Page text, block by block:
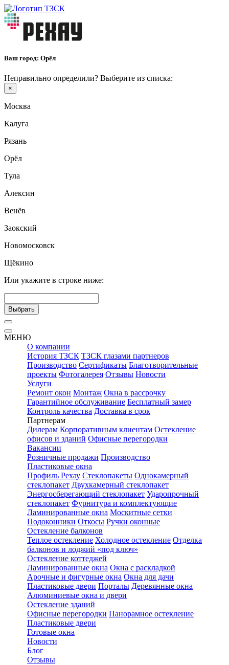
Ваш город: Орёл
Неправильно определили? Выберите из списка:
×
Москва
Калуга
Рязань
Орёл
Тула
Алексин
Венёв
Заокский
Новомосковск
Щёкино
Или укажите в строке ниже:
Выбрать
МЕНЮ
О компании
История ТЗСК ТЗСК глазами партнеров
Производство Сертификаты Благотворительные
проекты Фотогалерея Отзывы Новости
Услуги
Ремонт окон Монтаж Окна в рассрочку
Гарантийное обслуживание Бесплатный замер
Контроль качества Доставка в срок
Партнерам
Дилерам Корпоративным клиентам Остекление
офисов и зданий Офисные перегородки
Вакансии
Розничные продажи Производство
Пластиковые окна
Профиль Рехау Стеклопакеты Однокамерный
стеклопакет Двухкамерный стеклопакет
Энергосберегающий стеклопакет Ударопрочный
стеклопакет Фурнитура и комплектующие
Ламинированные окна Москитные сетки
Подоконники Откосы Ручки оконные
Остекление балконов
Теплое остекление Холодное остекление Отделка
балконов и лоджий «под ключ»
Остекление коттеджей
Ламинированные окна Окна с раскладкой
Арочные и фигурные окна Окна для дачи
Пластиковые двери Порталы Деревянные окна
Алюминиевые окна и двери
Остекление зданий
Офисные перегородки Панорамное остекление
Пластиковые двери
Готовые окна
Новости
Блог
Отзывы